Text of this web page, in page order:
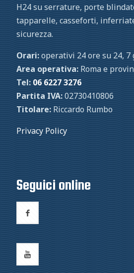
H24 su serrature, porte
tapparelle, casseforti,
sicurezza.
Orari:operativi 24 ore su 24, 7
Area operativa: Roma e
Tel: 06 6227 3276
Partita IVA:02730410806
Titolare: Riccardo Rumbo
Privacy Policy
Seguici online